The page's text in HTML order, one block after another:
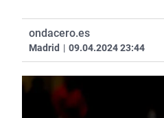
ondacero.es
Madrid | 09.04.2024 23:44